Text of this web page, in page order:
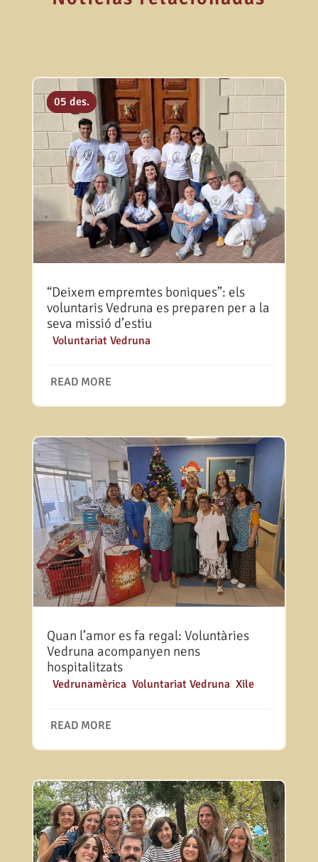
“Deixem empremtes boniques”: els
voluntaris Vedruna es preparen per a la
seva missió d’estiu
23 abr.
Voluntariat Vedruna
READ MORE
Quan l’amor es fa regal: Voluntàries
Vedruna acompanyen nens
hospitalitzats
30 des.
Vedrunamèrica, Voluntariat Vedruna, Xile
READ MORE
05 des.